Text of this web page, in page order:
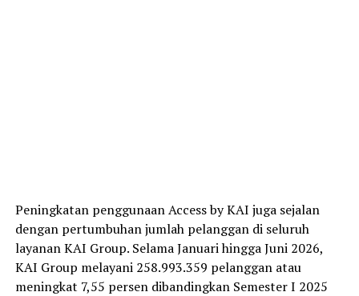
Peningkatan penggunaan Access by KAI juga sejalan
dengan pertumbuhan jumlah pelanggan di seluruh
layanan KAI Group. Selama Januari hingga Juni 2026,
KAI Group melayani 258.993.359 pelanggan atau
meningkat 7,55 persen dibandingkan Semester I 2025